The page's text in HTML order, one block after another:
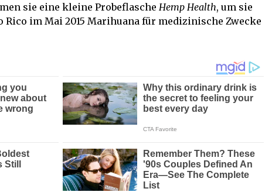
sie eine kleine Probeflasche Hemp Health, um sie
Rico im Mai 2015 Marihuana für medizinische Zwecke